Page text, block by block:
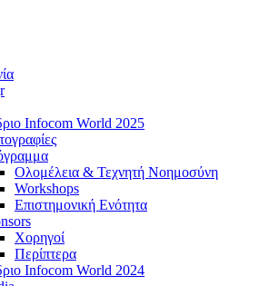
Infocom World 2025
Ολομέλεια & Τεχνητή Νοημοσύνη
Workshops
Επιστημονική Ενότητα
Χορηγοί
Περίπτερα
Infocom World 2024